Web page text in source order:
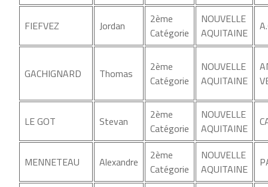
FIEFVEZ Jordan
2ème
Catégorie
NOUVELLE
AQUITAINE
GACHIGNARD Thomas
2ème
Catégorie
NOUVELLE
AQUITAINE
LE GOT Stevan
2ème
Catégorie
NOUVELLE
AQUITAINE
MENNETEAU Alexandre
2ème
Catégorie
NOUVELLE
AQUITAINE